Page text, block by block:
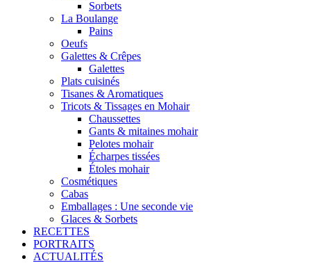
Sorbets
La Boulange
Pains
Oeufs
Galettes & Crêpes
Galettes
Plats cuisinés
Tisanes & Aromatiques
Tricots & Tissages en Mohair
Chaussettes
Gants & mitaines mohair
Pelotes mohair
Écharpes tissées
Étoles mohair
Cosmétiques
Cabas
Emballages : Une seconde vie
Glaces & Sorbets
RECETTES
PORTRAITS
ACTUALITÉS